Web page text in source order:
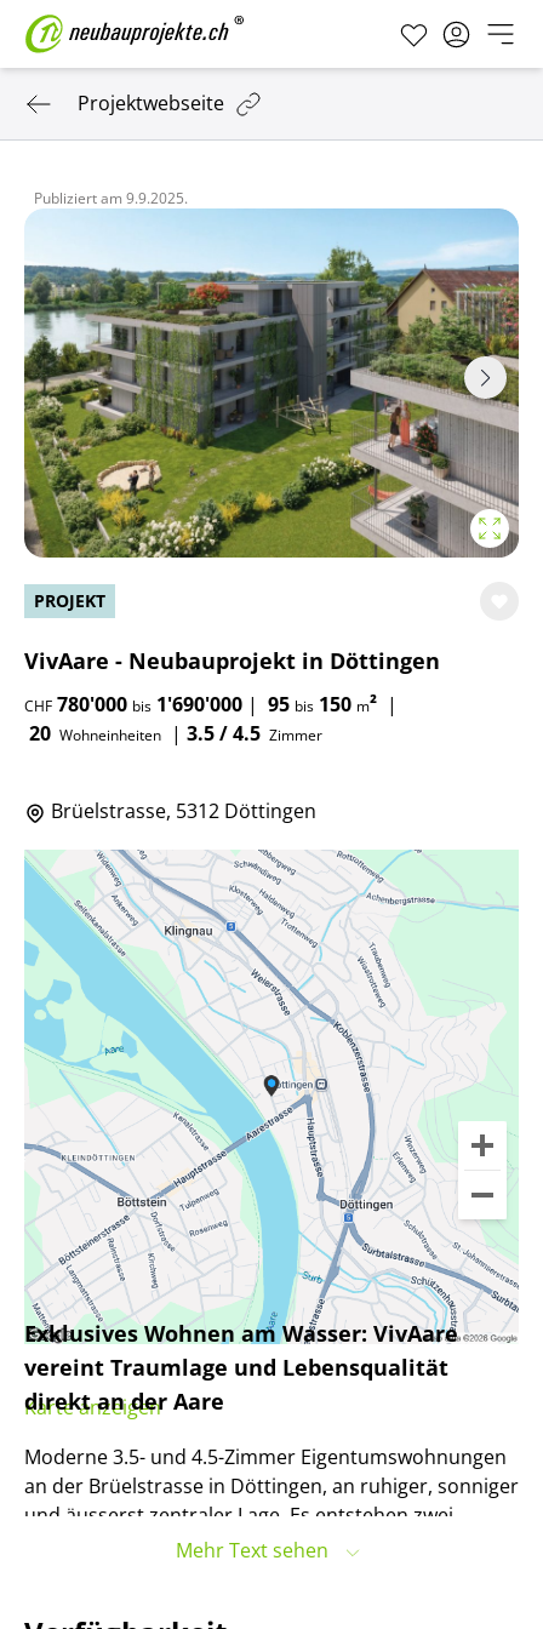
Projektwebseite
Publiziert am 9.9.2025.
PROJEKT
VivAare - Neubauprojekt in Döttingen
CHF 780'000 bis 1'690'000 | 95 bis 150 m² |
20 Wohneinheiten | 3.5 / 4.5 Zimmer
Brüelstrasse, 5312 Döttingen
Karte anzeigen
Exklusives Wohnen am Wasser: VivAare
vereint Traumlage und Lebensqualität
direkt an der Aare
Moderne 3.5- und 4.5-Zimmer Eigentumswohnungen
an der Brüelstrasse in Döttingen, an ruhiger, sonniger
und äusserst zentraler Lage. Es entstehen zwei
individuelle Mehrfamilienhäuser mit je drei
Mehr Text sehen